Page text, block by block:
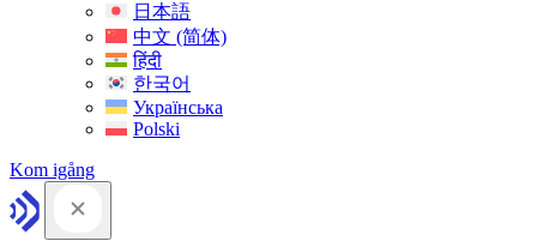
日本語
中文 (简体)
हिंदी
한국어
Українська
Polski
Kom igång